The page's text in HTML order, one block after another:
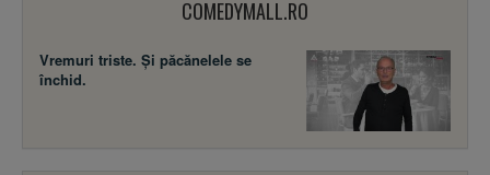
COMEDYMALL.RO
Vremuri triste. Şi păcănelele se
închid.